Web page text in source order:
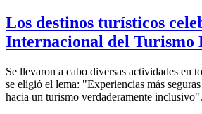
Los destinos turísticos
Internacional del Turismo
Se llevaron a cabo diversas actividades en
se eligió el lema: "Experiencias más
hacia un turismo verdaderamente inclusivo".